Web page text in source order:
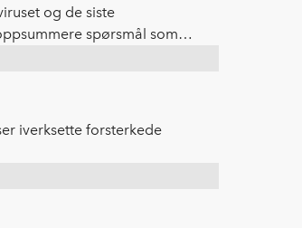
og de siste
spørsmål som
iverksette forsterkede